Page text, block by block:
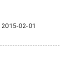
2015-02-01